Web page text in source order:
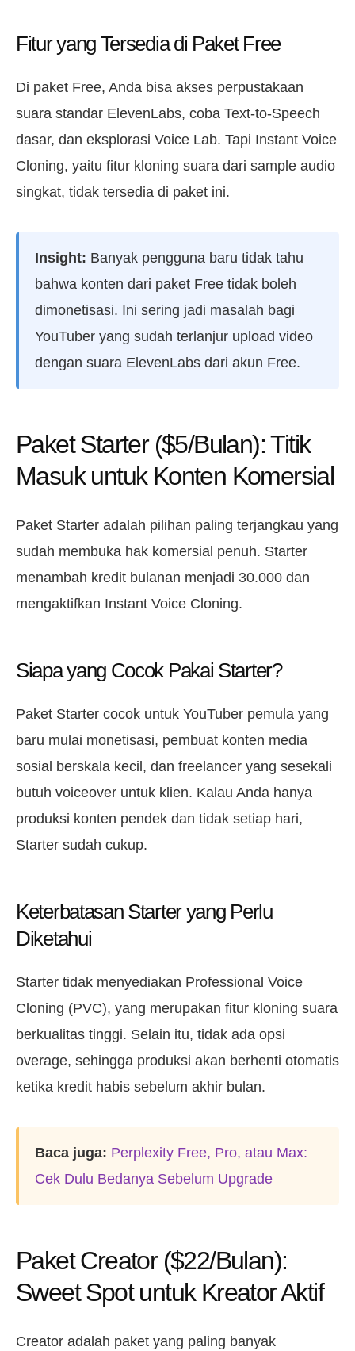
Fitur yang Tersedia di Paket Free
Di paket Free, Anda bisa akses perpustakaan
suara standar ElevenLabs, coba Text-to-Speech
dasar, dan eksplorasi Voice Lab. Tapi Instant Voice
Cloning, yaitu fitur kloning suara dari sample audio
singkat, tidak tersedia di paket ini.
Insight: Banyak pengguna baru tidak tahu
bahwa konten dari paket Free tidak boleh
dimonetisasi. Ini sering jadi masalah bagi
YouTuber yang sudah terlanjur upload video
dengan suara ElevenLabs dari akun Free.
Paket Starter ($5/Bulan): Titik
Masuk untuk Konten Komersial
Paket Starter adalah pilihan paling terjangkau yang
sudah membuka hak komersial penuh. Starter
menambah kredit bulanan menjadi 30.000 dan
mengaktifkan Instant Voice Cloning.
Siapa yang Cocok Pakai Starter?
Paket Starter cocok untuk YouTuber pemula yang
baru mulai monetisasi, pembuat konten media
sosial berskala kecil, dan freelancer yang sesekali
butuh voiceover untuk klien. Kalau Anda hanya
produksi konten pendek dan tidak setiap hari,
Starter sudah cukup.
Keterbatasan Starter yang Perlu
Diketahui
Starter tidak menyediakan Professional Voice
Cloning (PVC), yang merupakan fitur kloning suara
berkualitas tinggi. Selain itu, tidak ada opsi
overage, sehingga produksi akan berhenti otomatis
ketika kredit habis sebelum akhir bulan.
Baca juga: Perplexity Free, Pro, atau Max:
Cek Dulu Bedanya Sebelum Upgrade
Paket Creator ($22/Bulan):
Sweet Spot untuk Kreator Aktif
Creator adalah paket yang paling banyak